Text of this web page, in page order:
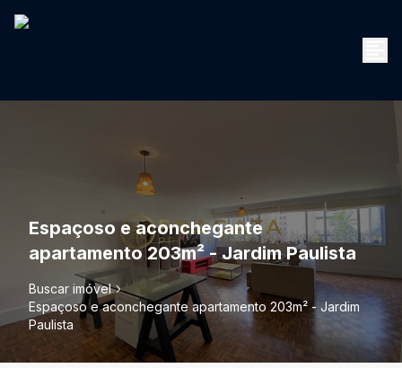
Espaçoso e aconchegante
apartamento 203m² - Jardim Paulista
Buscar imóvel
Espaçoso e aconchegante apartamento 203m² - Jardim
Paulista